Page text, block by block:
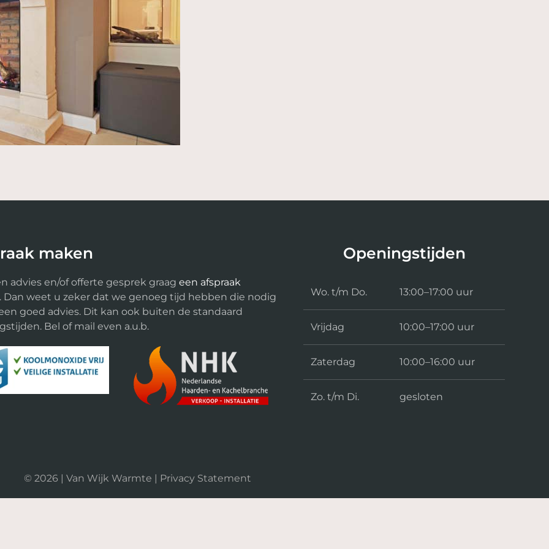
maken
advies en/of offerte gesprek graag een afspraak
Dan weet u zeker dat we genoeg tijd hebben die nodig
goed advies. Dit kan ook buiten de standaard
Bel of mail even a.u.b.
Openingstijden
Wo. t/m Do. 13:00–17:00 uur
Vrijdag 10:00–17:00 uur
Zaterdag 10:00–16:00 uur
Zo. t/m Di. gesloten
© 2026| Van Wijk Warmte | Privacy Statement